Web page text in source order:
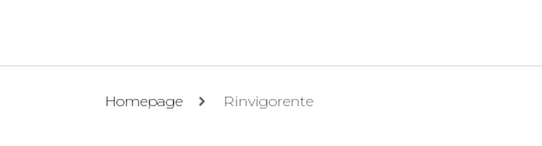
Homepage Rinvigorente